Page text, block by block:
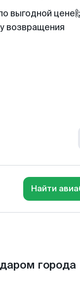
выгодной
возвращения
Найти
города